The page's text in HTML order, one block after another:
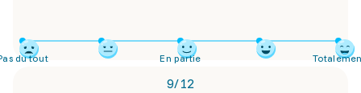
du tout En partie
9/12